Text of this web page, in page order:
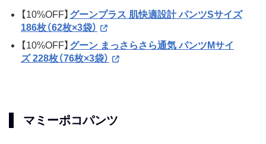
【10%OFF】 グーンプラス 肌快適設計 パンツSサイズ
186枚（62枚×3袋）
【10%OFF】 グーン まっさらさら通気 パンツMサイ
ズ 228枚（76枚×3袋）
マミーポコパンツ